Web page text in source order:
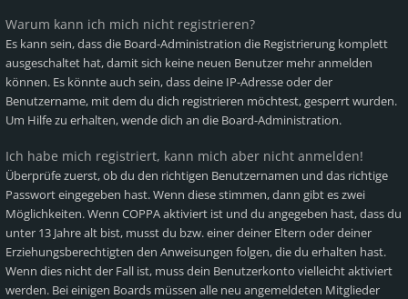
Warum kann ich mich nicht registrieren?
Es kann sein, dass die Board-Administration die Registrierung komplett
ausgeschaltet hat, damit sich keine neuen Benutzer mehr anmelden
können. Es könnte auch sein, dass deine IP-Adresse oder der
Benutzername, mit dem du dich registrieren möchtest, gesperrt wurden.
Um Hilfe zu erhalten, wende dich an die Board-Administration.
Ich habe mich registriert, kann mich aber nicht anmelden!
Überprüfe zuerst, ob du den richtigen Benutzernamen und das richtige
Passwort eingegeben hast. Wenn diese stimmen, dann gibt es zwei
Möglichkeiten. Wenn COPPAaktiviert ist und du angegeben hast, dass du
unter 13 Jahre alt bist, musst du bzw. einer deiner Eltern oder deiner
Erziehungsberechtigten den Anweisungen folgen, die du erhalten hast.
Wenn dies nicht der Fall ist, muss dein Benutzerkonto vielleicht aktiviert
werden. Bei einigen Boards müssen alle neu angemeldeten Mitglieder